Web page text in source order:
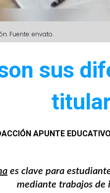
Fuente: envato.
sus
APUNTE EDUCATIVO
es clave para
mediante trabajos de